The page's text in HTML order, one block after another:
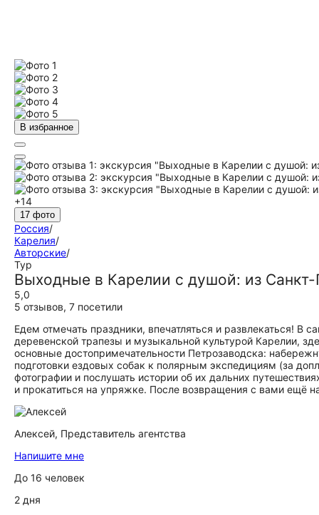
В избранное
+14
17 фото
Россия/
Карелия/
Авторские/
Тур
Выходные в Карелии с душой: из
5,0
5 отзывов, 7 посетили
Едем отмечать праздники, впечатляться и развлекаться!
деревенской трапезы и музыкальной культурой Карелии,
основные достопримечательности Петрозаводска:
подготовки ездовых собак к полярным экспедициям (за
фотографии и послушать истории об их дальних
и прокатиться на упряжке. После возвращения с вами ещё
Алексей, Представитель агентства
Напишите мне
До 16 человек
2 дня